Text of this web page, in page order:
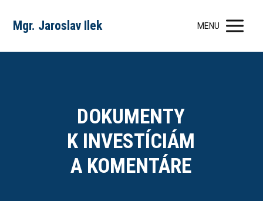
Mgr. Jaroslav Ilek MENU
DOKUMENTY
K INVESTÍCIÁM
A KOMENTÁRE